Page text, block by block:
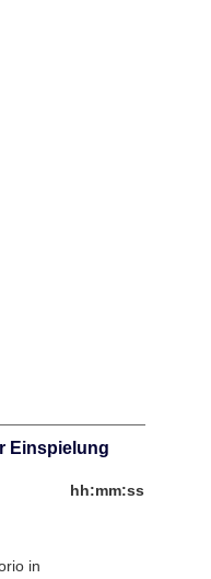
Einspielung
hh:mm:ss
in